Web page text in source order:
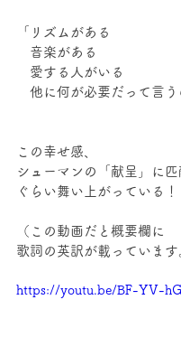
「リズムがある
   音楽がある
   愛する人がいる
他に何が必要だって言う
この幸せ感、
シューマンの「献呈」に匹
ぐらい舞い上がっている！
（この動画だと概要欄に
歌詞の英訳が載っています
https://youtu.be/BF-YV-